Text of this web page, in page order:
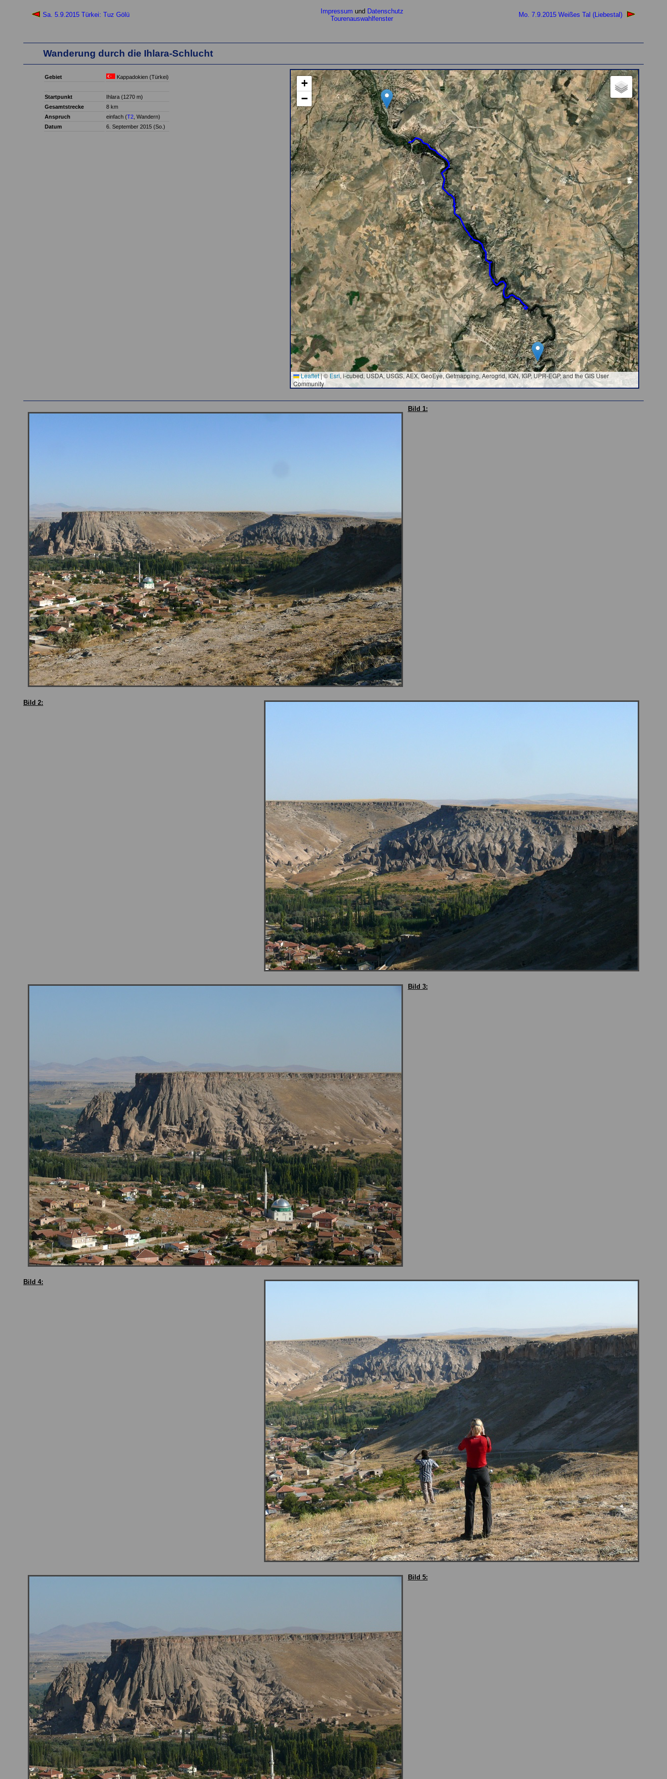
Sa. 5.9.2015 Türkei: Tuz Gölü Impressum und Datenschutz
Tourenauswahlfenster
Mo. 7.9.2015 Weißes Tal (Liebestal)
Wanderung durch die Ihlara-Schlucht
(einen Moment bitte, die Karte wird gleich angezeigt)
+
−
1 km
Leaflet|© Esri, i-cubed, USDA, USGS, AEX, GeoEye, Getmapping, Aerogrid, IGN, IGP, UPR-EGP, and the GIS User
Community
Gebiet Kappadokien (Türkei)
Startpunkt
Ihlara (1270 m)
Gesamtstrecke
8 km
Anspruch
einfach (T2 , Wandern)
Datum
6. September 2015 (So.)
Bild 1:
Bild 2:
Bild 3:
Bild 4:
Bild 5: